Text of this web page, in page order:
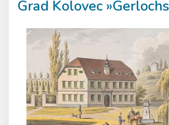
Grad Kolovec